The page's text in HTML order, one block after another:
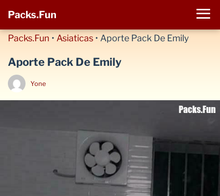
Packs.Fun
Packs.Fun • Asiaticas • Aporte Pack De Emily
Aporte Pack De Emily
Yone